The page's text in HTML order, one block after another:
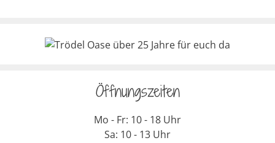
Öffnungszeiten
Mo - Fr: 10 - 18 Uhr
Sa: 10 - 13 Uhr